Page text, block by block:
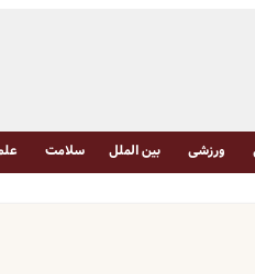
ورزشی بین الملل سلامت